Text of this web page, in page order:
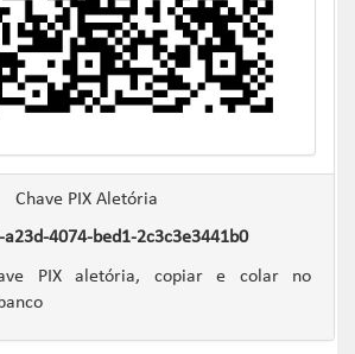
Chave PIX Aletória
4074-bed1-2c3c3e3441b0
PIX aletória, copiar e colar no